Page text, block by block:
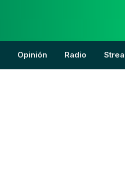
Opinión Radio